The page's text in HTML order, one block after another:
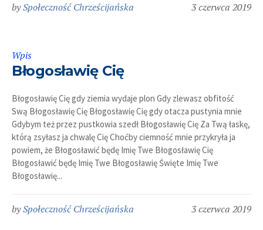
3 czerwca 2019
bySpołeczność Chrześcijańska
Wpis
Błogosławię Cię
Błogosławię Cię gdy ziemia wydaje plon Gdy zlewasz obfitość
Swą Błogosławię Cię Błogosławię Cię gdy otacza pustynia mnie
Gdybym też przez pustkowia szedł Błogosławię Cię Za Twą łaskę,
którą zsyłasz ja chwalę Cię Choćby ciemność mnie przykryła ja
powiem, że Błogosławić będę Imię Twe Błogosławię Cię
Błogosławić będę Imię Twe Błogosławię Święte Imię Twe
Błogosławię...
3 czerwca 2019
bySpołeczność Chrześcijańska